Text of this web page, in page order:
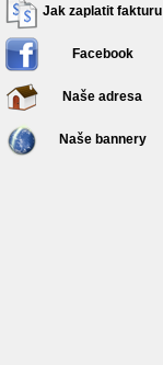
Jak zaplatit fakturu
Facebook
Naše adresa
Naše bannery